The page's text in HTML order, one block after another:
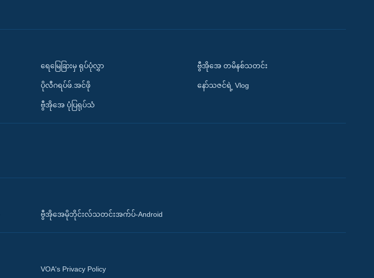
ရေမြေခြားမှ ရုပ်ပုံလွှာ
ပိုလီဂရပ်ဖ်.အင်ဖို
ဗွီအိုအေ ပုံပြရုပ်သံ
ဗွီအိုအေ တမိနစ်သတင်း
နော်သဇင်ရဲ့ Vlog
ဗွီအိုအေမိုဘိုင်းလ်သတင်းအက်ပ်-Android
VOA's Privacy Policy